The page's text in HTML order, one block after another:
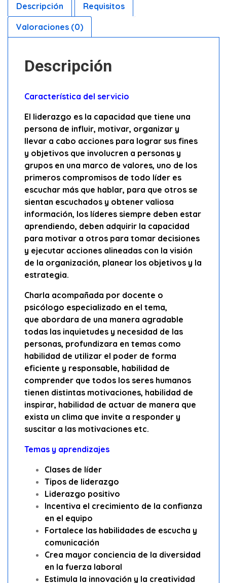
Descripción Requisitos
Valoraciones (0)
Descripción
Característica del servicio
El liderazgo es la capacidad que tiene una
persona de influir, motivar, organizar y
llevar a cabo acciones para lograr sus fines
y objetivos que involucren a personas y
grupos en una marco de valores, uno de los
primeros compromisos de todo líder es
escuchar más que hablar, para que otros se
sientan escuchados y obtener valiosa
información, los líderes siempre deben estar
aprendiendo, deben adquirir la capacidad
para motivar a otros para tomar decisiones
y ejecutar acciones alineadas con la visión
de la organización, planear los objetivos y la
estrategia.
Charla acompañada por docente o
psicólogo especializado en el tema,
que abordara de una manera agradable
todas las inquietudes y necesidad de las
personas, profundizara en temas como
habilidad de utilizar el poder de forma
eficiente y responsable, habilidad de
comprender que todos los seres humanos
tienen distintas motivaciones, habilidad de
inspirar, habilidad de actuar de manera que
exista un clima que invite a responder y
suscitar a las motivaciones etc.
Temas y aprendizajes
Clases de líder
Tipos de liderazgo
Liderazgo positivo
Incentiva el crecimiento de la confianza
en el equipo
Fortalece las habilidades de escucha y
comunicación
Crea mayor conciencia de la diversidad
en la fuerza laboral
Estimula la innovación y la creatividad